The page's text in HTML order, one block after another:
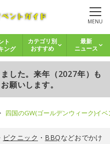
MENU
ト
ング
カテゴリ別
おすすめ
最新
ニュース
した。来年（2027年）も
願いします。
四国のGW(ゴールデンウィーク)イ
ピクニック ・ BBQなどおでかけ